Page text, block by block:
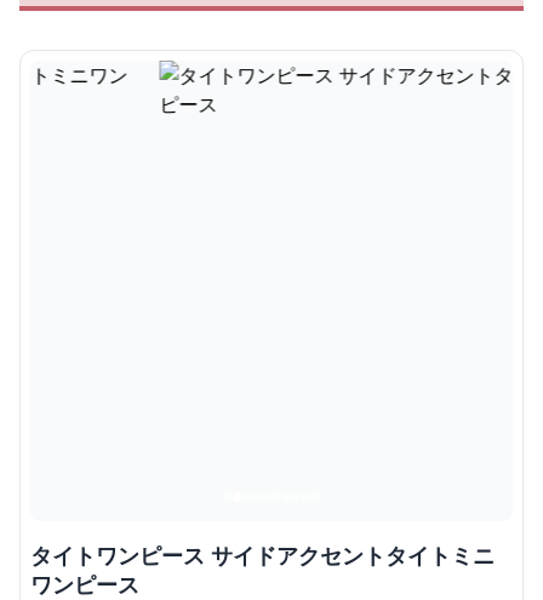
タイトワンピース サイドアクセントタイトミニ
ワンピース